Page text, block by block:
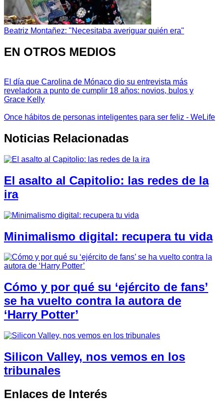
Beatriz Montañez: "Necesitaba averiguar quién era"
EN OTROS MEDIOS
El día que Carolina de Mónaco dio su entrevista más
reveladora a punto de cumplir 18 años: novios, bulos y
Grace Kelly
Once hábitos de personas inteligentes para ser feliz - WeLife
Noticias Relacionadas
El asalto al Capitolio: las redes de la
ira
Minimalismo digital: recupera tu vida
Cómo y por qué su ‘ejército de fans’
se ha vuelto contra la autora de
‘Harry Potter’
Silicon Valley, nos vemos en los
tribunales
Enlaces de Interés